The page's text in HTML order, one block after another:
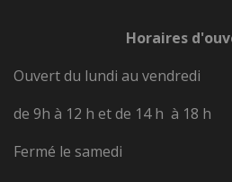
Horaires
Ouvert du lundi au vendredi
de 9h à 12 h et de 14 h à 18 h
Fermé le samedi